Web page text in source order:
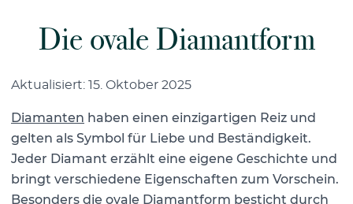
Die ovale Diamantform
Aktualisiert: 15. Oktober 2025
Diamanten haben einen einzigartigen Reiz und
gelten als Symbol für Liebe und Beständigkeit.
Jeder Diamant erzählt eine eigene Geschichte und
bringt verschiedene Eigenschaften zum Vorschein.
Besonders die ovale Diamantform besticht durch